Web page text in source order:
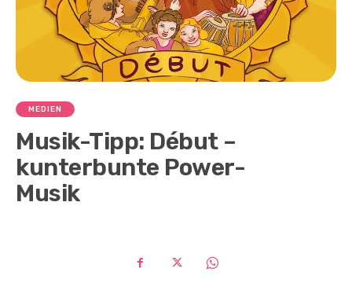
MEDIEN
Musik-Tipp: Début –
kunterbunte Power-
Musik